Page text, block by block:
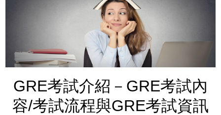
GRE考試介紹－GRE考試內
容/考試流程與GRE考試資訊